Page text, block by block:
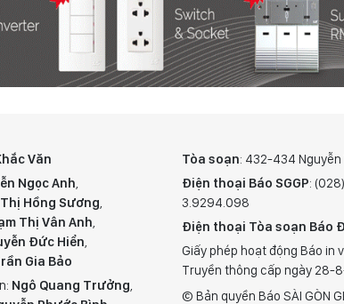
Văn
Ngọc Anh,
Hồng Sương,
Thị Vân Anh,
Đức Hiển,
Gia Bảo
Ngô Quang Trưởng,
Tòa soạn: 432-434 Nguyễn
Điện thoại Báo SGGP:
3.9294.098
Điện thoại Tòa soạn Báo
Giấy phép hoạt động Báo in
Truyền thông cấp ngày 28-
© Bản quyền Báo SÀI GÒN